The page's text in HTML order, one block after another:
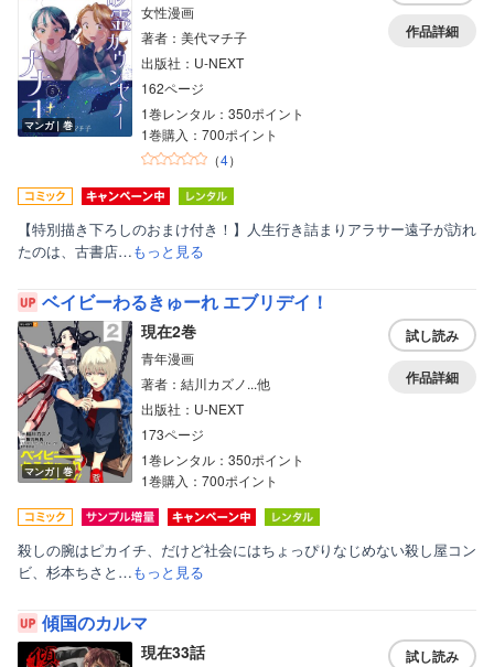
マンガ｜巻
女性漫画
著者：美代マチ子
出版社：U-NEXT
162ページ
1巻レンタル：350ポイント
1巻購入：700ポイント
（4）
作品詳細
【特別描き下ろしのおまけ付き！】人生行き詰まりアラサー遠子が訪れ
たのは、古書店…もっと見る
ベイビーわるきゅーれ エブリデイ！
マンガ｜巻
現在2巻
青年漫画
著者：結川カズノ...他
出版社：U-NEXT
173ページ
1巻レンタル：350ポイント
1巻購入：700ポイント
試し読み
作品詳細
殺しの腕はピカイチ、だけど社会にはちょっぴりなじめない殺し屋コン
ビ、杉本ちさと…もっと見る
傾国のカルマ
現在33話 試し読み